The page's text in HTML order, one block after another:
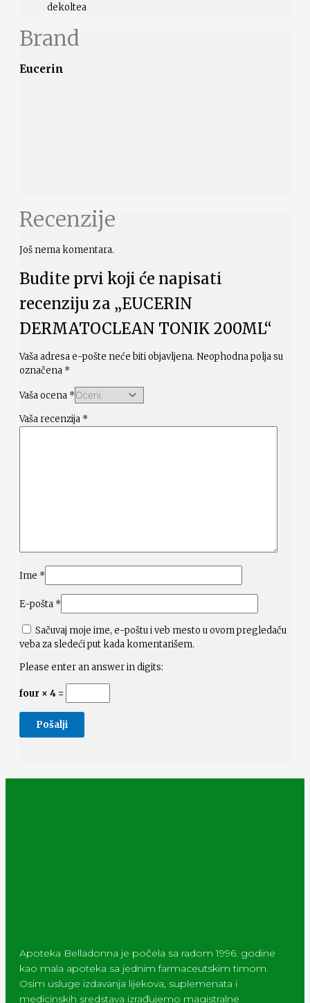
dekoltea
Brand
Eucerin
Recenzije
Još nema komentara.
Budite prvi koji će napisati
recenziju za „EUCERIN
DERMATOCLEAN TONIK 200ML“
Vaša adresa e-pošte neće biti objavljena. Neophodna polja su
označena *
Vaša ocena *
Vaša recenzija *
Ime *
E-pošta *
Sačuvaj moje ime, e-poštu i veb mesto u ovom pregledaču
veba za sledeći put kada komentarišem.
Please enter an answer in digits:
four × 4 =
Apoteka Belladonna je počela sa radom 1996. godine
kao mala apoteka sa jednim farmaceutskim timom.
Osim usluge izdavanja lijekova, suplemenata i
medicinskih sredstava izrađujemo magistralne